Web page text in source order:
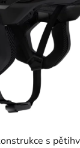
s